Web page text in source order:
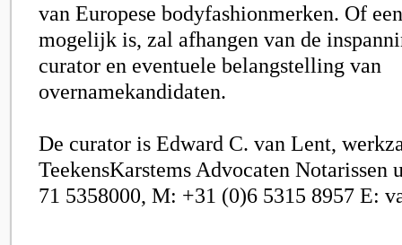
van Europese bodyfashionmerken. Of
mogelijk is, zal afhangen van de
curator en eventuele belangstelling van
overnamekandidaten.
De curator is Edward C. van Lent,
TeekensKarstems Advocaten
71 5358000, M: +31 (0)6 5315 8957 E: